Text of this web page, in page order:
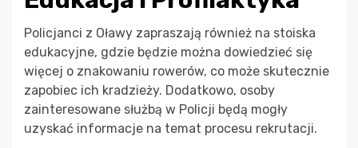
Policjanci z Oławy zapraszają również na stoiska
edukacyjne, gdzie będzie można dowiedzieć się
więcej o znakowaniu rowerów, co może skutecznie
zapobiec ich kradzieży. Dodatkowo, osoby
zainteresowane służbą w Policji będą mogły
uzyskać informacje na temat procesu rekrutacji.